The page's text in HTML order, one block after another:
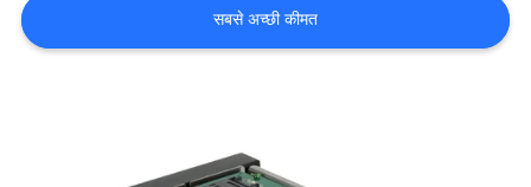
नियंत्रण
सबसे अच्छी कीमत